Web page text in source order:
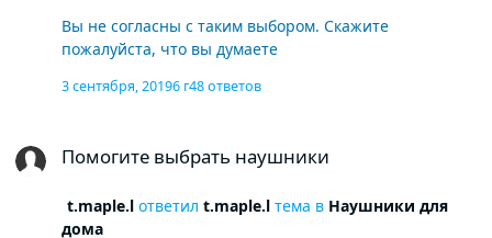
Вы не согласны с таким выбором. Скажите
пожалуйста, что вы думаете
3 сентября, 20196 г48 ответов
Помогите выбрать наушники
t.maple.lответил t.maple.lтема в Наушники для
дома